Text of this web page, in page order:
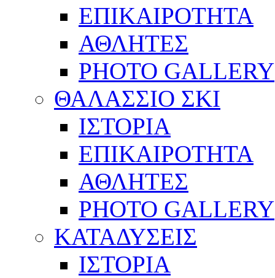
ΕΠΙΚΑΙΡΟΤΗΤΑ
ΑΘΛΗΤΕΣ
PHOTO GALLERY
ΘΑΛΑΣΣΙΟ ΣΚΙ
ΙΣΤΟΡΙΑ
ΕΠΙΚΑΙΡΟΤΗΤΑ
ΑΘΛΗΤΕΣ
PHOTO GALLERY
ΚΑΤΑΔΥΣΕΙΣ
ΙΣΤΟΡΙΑ